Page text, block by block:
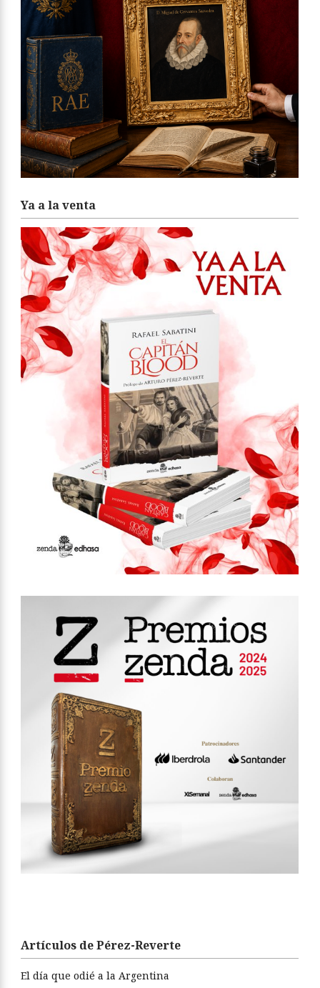
Ya a la venta
Artículos de Pérez-Reverte
El día que odié a la Argentina